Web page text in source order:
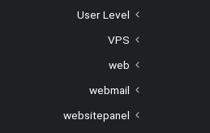
User Level
VPS
web
webmail
websitepanel